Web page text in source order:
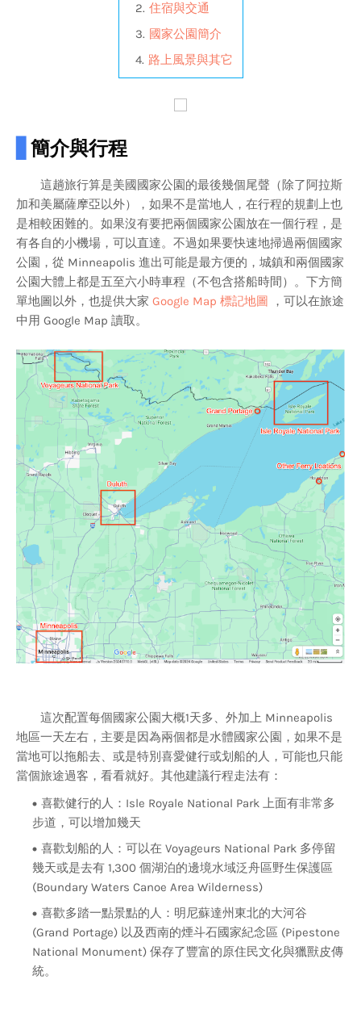
住宿與交通
國家公園簡介
路上風景與其它
簡介與行程
這趟旅行算是美國國家公園的最後幾個尾聲（除了阿拉斯
加和美屬薩摩亞以外），如果不是當地人，在行程的規劃上也
是相較困難的。如果沒有要把兩個國家公園放在一個行程，是
有各自的小機場，可以直達。不過如果要快速地掃過兩個國家
公園，從 Minneapolis 進出可能是最方便的，城鎮和兩個國家
公園大體上都是五至六小時車程（不包含搭船時間）。下方簡
單地圖以外，也提供大家 Google Map 標記地圖 ，可以在旅途
中用 Google Map 讀取。
這次配置每個國家公園大概1天多、外加上 Minneapolis
地區一天左右，主要是因為兩個都是水體國家公園，如果不是
當地可以拖船去、或是特別喜愛健行或划船的人，可能也只能
當個旅途過客，看看就好。其他建議行程走法有：
喜歡健行的人：Isle Royale National Park 上面有非常多
步道，可以增加幾天
喜歡划船的人：可以在 Voyageurs National Park 多停留
幾天或是去有 1,300 個湖泊的邊境水域泛舟區野生保護區
(Boundary Waters Canoe Area Wilderness)
喜歡多踏一點景點的人：明尼蘇達州東北的大河谷
(Grand Portage) 以及西南的煙斗石國家紀念區 (Pipestone
National Monument) 保存了豐富的原住民文化與獵獸皮傳
統。